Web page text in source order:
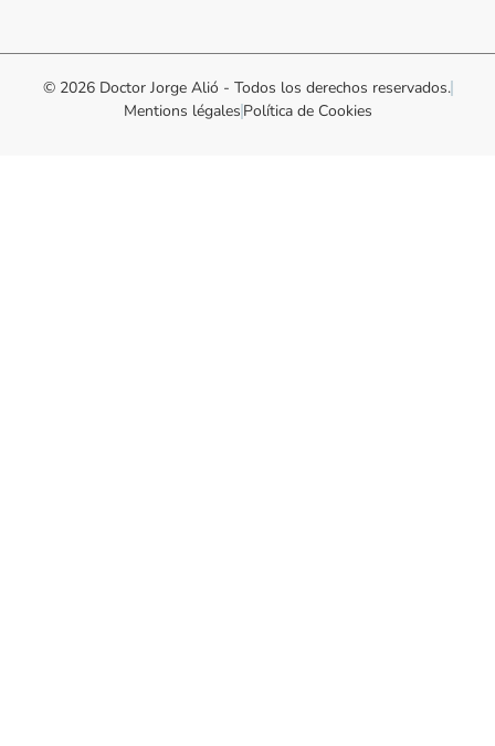
© 2026 Doctor Jorge Alió - Todos los derechos reservados.
Mentions légales Política de Cookies